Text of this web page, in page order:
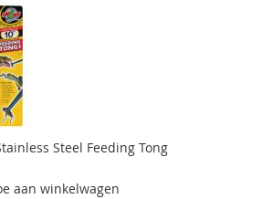
Steel Feeding Tong
aan winkelwagen